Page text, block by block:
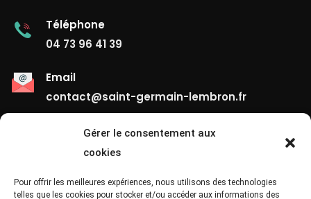
Gérer le consentement aux
cookies
Pour offrir les meilleures expériences, nous utilisons des technologies
telles que les cookies pour stocker et/ou accéder aux informations des
Téléphone
04 73 96 41 39
Email
contact@saint-germain-lembron.fr
Liens Utiles
Contact